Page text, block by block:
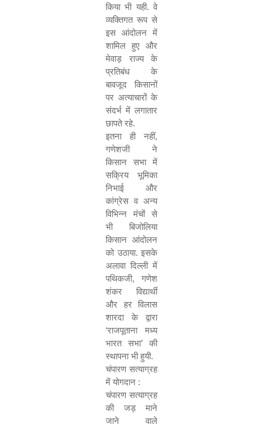
किया भी यही. वे
व्यक्तिगत रूप से
इस आंदोलन में
शामिल हुए और
मेवाड़ राज्य के
प्रतिबंध के
बावजूद किसानों
पर अत्याचारों के
संदर्भ में लगातार
छापते रहे.
इतना ही नहीं,
गणेशजी ने
किसान सभा में
सक्रिय भूमिका
निभाई और
कांग्रेस व अन्य
विभिन्न मंचों से
भी बिजोलिया
किसान आंदोलन
को उठाया. इसके
अलावा दिल्ली में
पथिकजी, गणेश
शंकर विद्यार्थी
और हर विलास
शारदा के द्वारा
‘राजपूताना मध्य
भारत सभा’ की
स्थापना भी हुयी.
चंपारण सत्याग्रह
में योगदान :
चंपारण सत्याग्रह
की जड़ माने
जाने वाले